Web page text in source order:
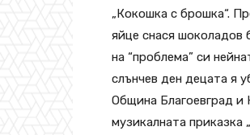
„Кокошка с брошка“.
яйце снася шоколадов
на “проблема” си
слънчев ден децата я
Община Благоевград и
музикалната